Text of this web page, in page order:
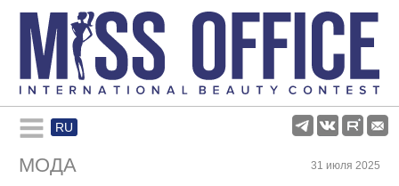
RU
Rules and regulations
МОДА 31 июля 2025